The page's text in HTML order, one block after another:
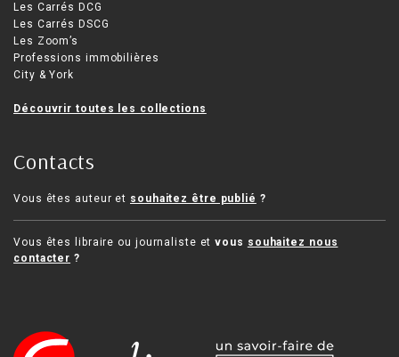
Les Carrés DCG
Les Carrés DSCG
Les Zoom’s
Professions immobilières
City & York
Découvrir toutes les collections
Contacts
Vous êtes auteur et souhaitez être publié ?
Vous êtes libraire ou journaliste etvous souhaitez nous
contacter ?